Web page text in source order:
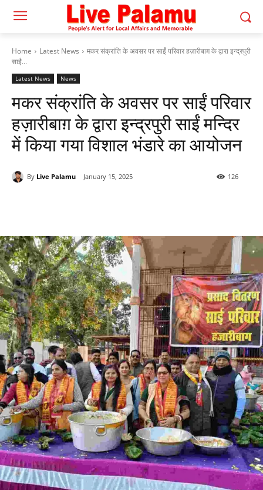
Home Latest News
मकर संक्रांति के अवसर पर साईं परिवार हज़ारीबाग़ के द्वारा इन्द्रपुरी
साईं...
Latest News News
मकर संक्रांति के अवसर पर साईं परिवार
हज़ारीबाग़ के द्वारा इन्द्रपुरी साईं मन्दिर
में किया गया विशाल भंडारे का आयोजन
By Live Palamu January 15, 2025 126